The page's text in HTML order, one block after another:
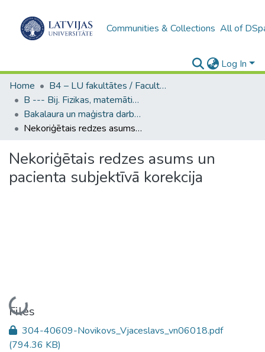
Communities & Collections All of
Log In
Home
B4 – LU fakultātes / Faculties of the UL
B --- Bij. Fizikas, matemātikas un optometrijas fakultātes studentu noslēguma darbi / Faculty of Physics, Mathematics and Optometry - Graduate works
Bakalaura un maģistra darbi (FMOF) / Bachelor's and Master's theses
Nekoriģētais redzes asums un pacienta subjektīvā korekcija
Nekoriģētais redzes asums un
pacienta subjektīvā korekcija
Loading...
Files
304-40609-Novikovs_Vjaceslavs_vn06018.pdf
(794.36 KB)